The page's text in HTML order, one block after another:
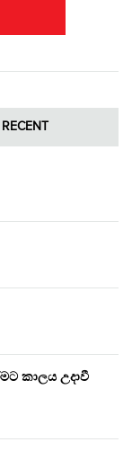
RECENT
කාලය උදාවී